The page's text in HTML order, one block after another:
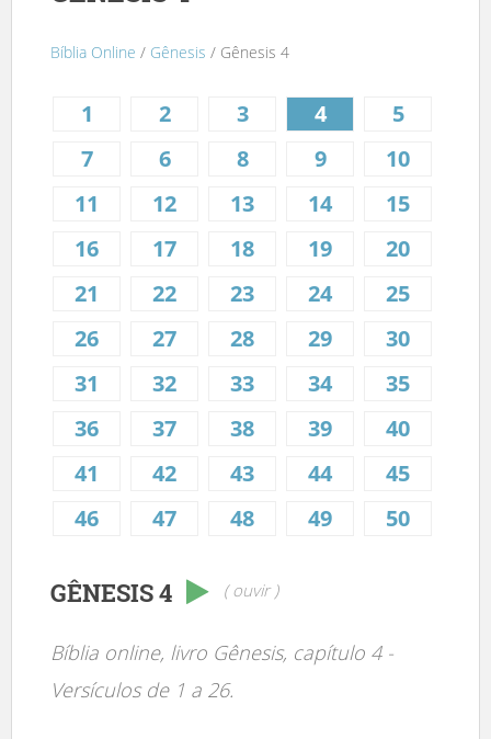
Bíblia Online / Gênesis / Gênesis 4
1 2 3 4
5
7
6 8 9
10
11
12 13 14
15
16
17 18 19
20
21
22 23 24
25
26
27 28 29
30
31
32 33 34
35
36
37 38 39
40
41
42 43 44
45
46
47 48 49 50
GÊNESIS 4 ( ouvir )
Bíblia online, livro Gênesis, capítulo 4 -
Versículos de 1 a 26.